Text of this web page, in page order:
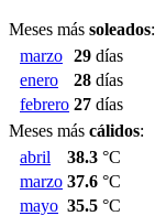
Meses más soleados:
marzo 29 días
enero
28 días
febrero 27 días
Meses más cálidos:
abril
38.3 °C
marzo 37.6 °C
mayo 35.5 °C